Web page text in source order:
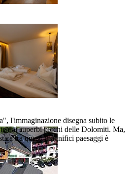
l'immaginazione disegna subito le
dai superbi picchi delle Dolomiti. Ma,
tra questi magnifici paesaggi è